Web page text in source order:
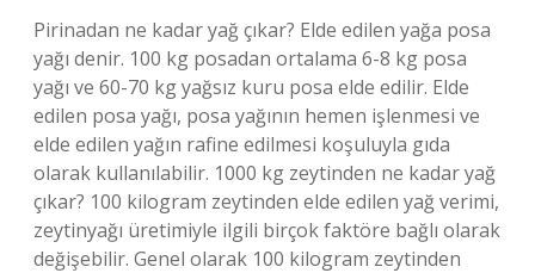
Pirinadan ne kadar yağ çıkar? Elde edilen yağa posa
yağı denir. 100 kg posadan ortalama 6-8 kg posa
yağı ve 60-70 kg yağsız kuru posa elde edilir. Elde
edilen posa yağı, posa yağının hemen işlenmesi ve
elde edilen yağın rafine edilmesi koşuluyla gıda
olarak kullanılabilir. 1000 kg zeytinden ne kadar yağ
çıkar? 100 kilogram zeytinden elde edilen yağ verimi,
zeytinyağı üretimiyle ilgili birçok faktöre bağlı olarak
değişebilir. Genel olarak 100 kilogram zeytinden